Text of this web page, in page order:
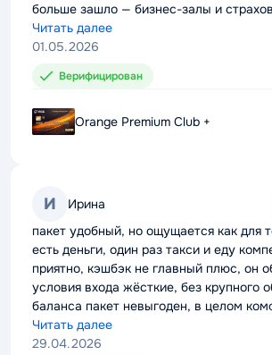
больше зашло — бизнес-залы и
минус очевидный — без статуса всё это
просто так не потянешь
Читать далее
01.05.2026
Верифицирован
Orange Premium Club +
И Ирина
пакет удобный, но ощущается как для
есть деньги, один раз такси и еду
приятно, кэшбэк не главный плюс, он
условия входа жёсткие, без крупного
баланса пакет невыгоден, в целом
это не массовый продукт
Читать далее
29.04.2026
больше зашло — бизнес-залы и
минус очевидный — без статуса всё это
просто так не потянешь
Читать далее
01.05.2026
Верифицирован
Orange Premium Club +
И Ирина
пакет удобный, но ощущается как для
есть деньги, один раз такси и еду
приятно, кэшбэк не главный плюс, он
условия входа жёсткие, без крупного
баланса пакет невыгоден, в целом
это не массовый продукт
Читать далее
29.04.2026